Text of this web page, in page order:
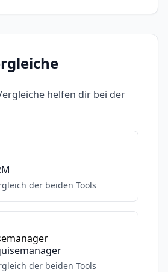
helfen dir bei der
der beiden Tools
der beiden Tools